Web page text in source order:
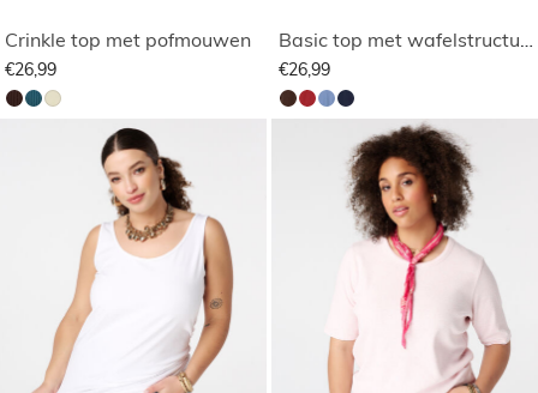
Crinkle top met pofmouwen
€26,99
Basic top met wafelstructuur
€26,99